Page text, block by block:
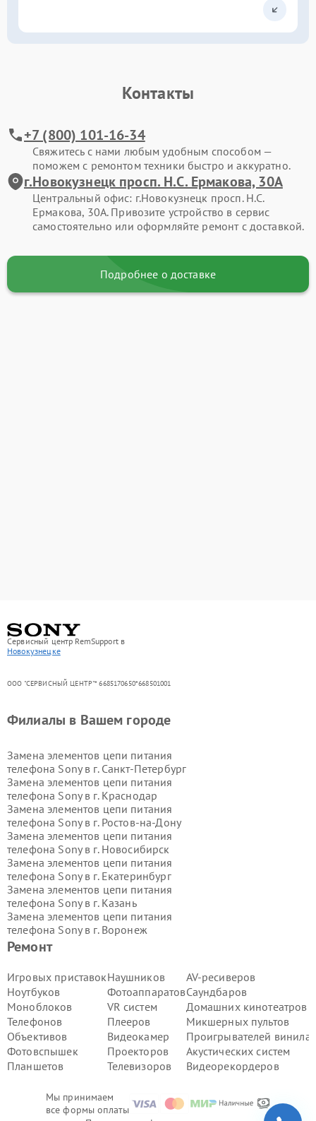
Контакты
+7 (800) 101-16-34
Свяжитесь с нами любым удобным способом —
поможем с ремонтом техники быстро и аккуратно.
г.Новокузнецк просп. Н.С. Ермакова, 30А
Центральный офис: г.Новокузнецк просп. Н.С.
Ермакова, 30А. Привозите устройство в сервис
самостоятельно или оформляйте ремонт с доставкой.
Подробнее о доставке
Сервисный центр RemSupport в
Новокузнецке
ООО "СЕРВИСНЫЙ ЦЕНТР"* 6685170650*668501001
Мы принимаем
все формы оплаты
Ремонт
Игровых приставок
Ноутбуков
Моноблоков
Телефонов
Объективов
Фотовспышек
Планшетов
Наушников
Фотоаппаратов
VR систем
Плееров
Видеокамер
Проекторов
Телевизоров
AV-ресиверов
Саундбаров
Домашних кинотеатров
Микшерных пультов
Проигрывателей винила
Акустических систем
Видеорекордеров
Филиалы в Вашем городе
Замена элементов цепи питания
телефона Sony в г. Санкт-Петербург
Замена элементов цепи питания
телефона Sony в г. Краснодар
Замена элементов цепи питания
телефона Sony в г. Ростов-на-Дону
Замена элементов цепи питания
телефона Sony в г. Новосибирск
Замена элементов цепи питания
телефона Sony в г. Екатеринбург
Замена элементов цепи питания
телефона Sony в г. Казань
Замена элементов цепи питания
телефона Sony в г. Воронеж
Замена элементов цепи питания
телефона Sony в г.
телефона Sony в г.Самара
Замена элементов цепи питания
телефона Sony в г.
Пермь
Замена элементов цепи питания
телефона Sony в г.
Красноярск
Замена элементов цепи питания
телефона Sony в г.
Ижевск
Замена элементов цепи питания
телефона Sony в г.
Замена элементов цепи питания
телефона Sony в г.Тюмень